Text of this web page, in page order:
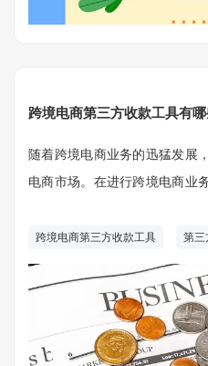
跨境电商第三方收款工具有
随着跨境电商业务的迅猛发展
电商市场。在进行跨境电商业
来越多跨境电商企业的首选。
商第三方收款工具的相关知识。
跨境电商第三方收款工具 第三